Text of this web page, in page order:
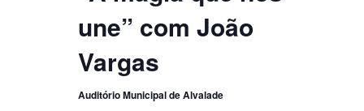
une” com João
Vargas
Auditório Municipal de Alvalade